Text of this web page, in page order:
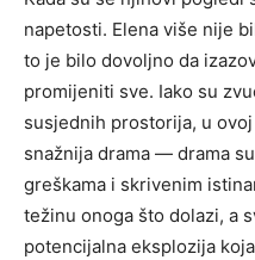
napetosti. Elena više nije
to je bilo dovoljno da
promijeniti sve. Iako su
susjednih prostorija, u
snažnija drama — drama
greškama i skrivenim
težinu onoga što dolazi, a
potencijalna eksplozija